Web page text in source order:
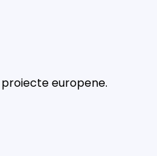
europene.